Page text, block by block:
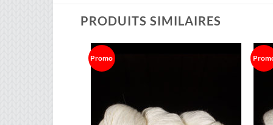
PRODUITS SIMILAIRES
Promo